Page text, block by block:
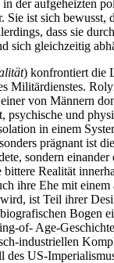
in der aufgeheizten
Sie ist sich bewusst,
dass sie
sich gleichzeitig
) konfrontiert die
Militärdienstes.
von Männern
psychische und
in einem
prägnant ist
sondern einander
Realität
ihre Ehe mit einem
ist Teil ihrer
Bogen
of- Age-
industriellen
des US-